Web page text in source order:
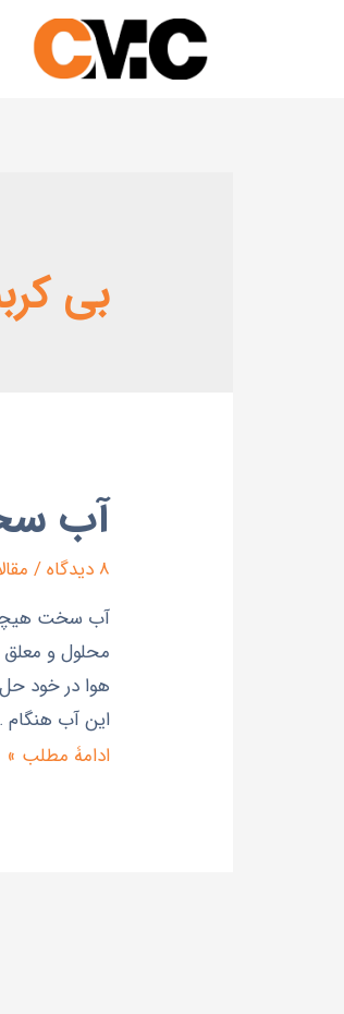
بی
آب
8 دیدگاه /
آب سخت
اين آب هنگام
ادامۀ مطلب »